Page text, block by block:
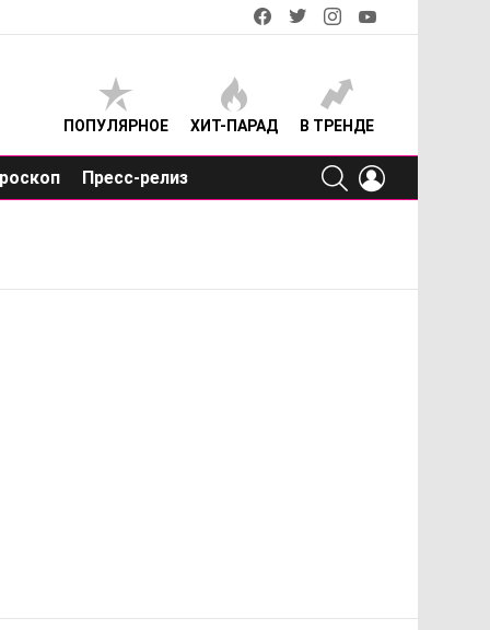
facebooktwitterinstagram
ПОПУЛЯРНОЕ ХИТ-ПАРАД В ТРЕНДЕ
Пресс-релиз
SEARCH